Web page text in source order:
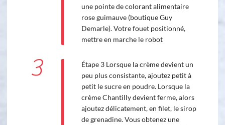
une pointe de colorant alimentaire
rose guimauve (boutique Guy
Demarle). Votre fouet positionné,
mettre en marche le robot
3
Étape 3 Lorsque la crème devient un
peu plus consistante, ajoutez petit à
petit le sucre en poudre. Lorsque la
crème Chantilly devient ferme, alors
ajoutez délicatement, en filet, le sirop
de grenadine. Vous obtenez une